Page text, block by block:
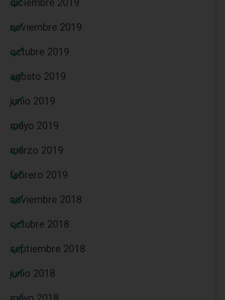
noviembre 2019
octubre 2019
agosto 2019
junio 2019
mayo 2019
marzo 2019
febrero 2019
noviembre 2018
octubre 2018
septiembre 2018
junio 2018